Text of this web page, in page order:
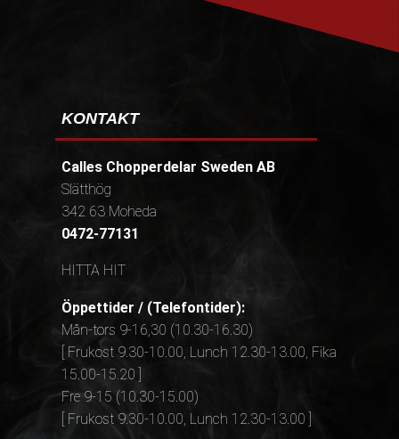
KONTAKT
Calles Chopperdelar Sweden AB
Slätthög
342 63 Moheda
0472-77131
HITTA HIT
Öppettider / (Telefontider):
Mån-tors 9-16,30 (10.30-16.30)
[ Frukost 9.30-10.00, Lunch 12.30-13.00, Fika
15.00-15.20 ]
Fre 9-15 (10.30-15.00)
[ Frukost 9.30-10.00, Lunch 12.30-13.00 ]